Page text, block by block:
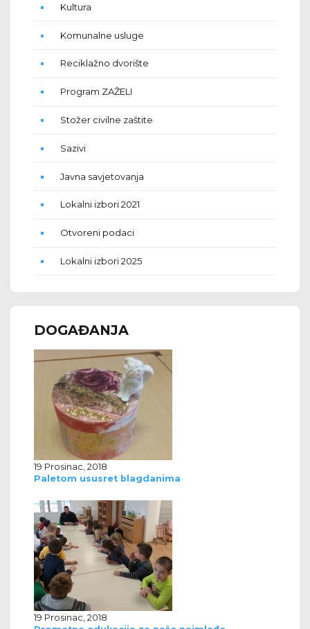
Kultura
Komunalne usluge
Reciklažno dvorište
Program ZAŽELI
Stožer civilne zaštite
Sazivi
Javna savjetovanja
Lokalni izbori 2021
Otvoreni podaci
Lokalni izbori 2025
DOGAĐANJA
19 Prosinac, 2018
Paletom ususret blagdanima
19 Prosinac, 2018